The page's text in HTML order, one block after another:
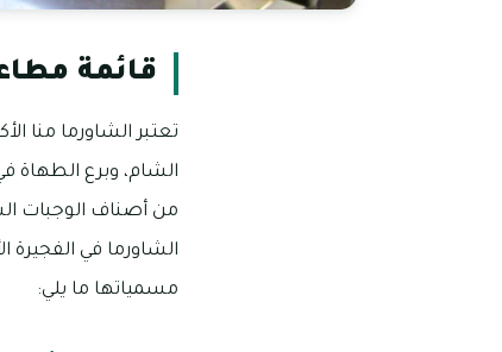
قائمة
تعتبر الشاورما منا
الشام، وبرع الطهاة
من أصناف الوجبات
الشاورما في الفجيرة
مسمياتها ما يلي: